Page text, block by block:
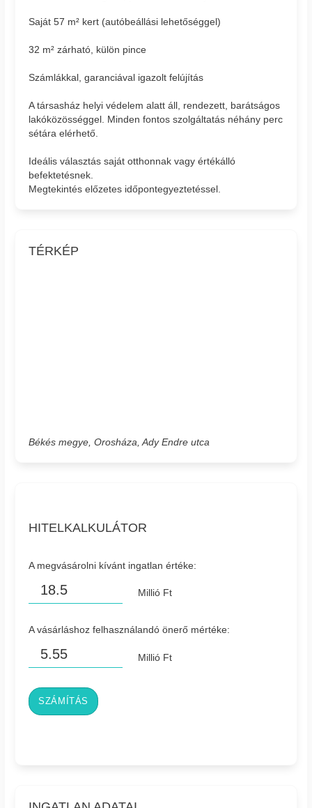
Saját 57 m² kert (autóbeállási lehetőséggel)
32 m² zárható, külön pince
Számlákkal, garanciával igazolt felújítás
A társasház helyi védelem alatt áll, rendezett, barátságos
lakóközösséggel. Minden fontos szolgáltatás néhány perc
sétára elérhető.
Ideális választás saját otthonnak vagy értékálló
befektetésnek.
Megtekintés előzetes időpontegyeztetéssel.
TÉRKÉP
Békés megye, Orosháza, Ady Endre utca
HITELKALKULÁTOR
A megvásárolni kívánt ingatlan értéke:
Millió Ft
A vásárláshoz felhasználandó önerő mértéke:
Millió Ft
SZÁMÍTÁS